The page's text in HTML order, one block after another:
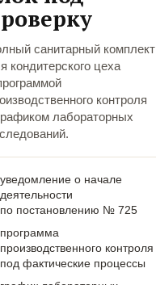
санитарный комплект
кондитерского цеха
контроля
лабораторных
уведомление о начале
деятельности
по постановлению № 725
программа
производственного контроля
под фактические процессы